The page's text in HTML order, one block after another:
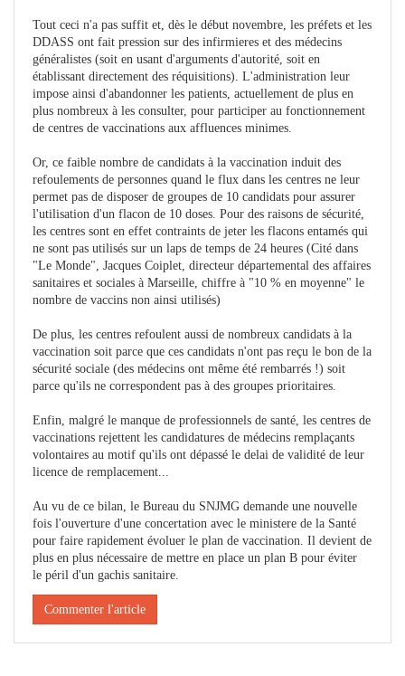
Tout ceci n'a pas suffit et, dès le début novembre, les préfets et les
DDASS ont fait pression sur des infirmieres et des médecins
généralistes (soit en usant d'arguments d'autorité, soit en
établissant directement des réquisitions). L'administration leur
impose ainsi d'abandonner les patients, actuellement de plus en
plus nombreux à les consulter, pour participer au fonctionnement
de centres de vaccinations aux affluences minimes.
Or, ce faible nombre de candidats à la vaccination induit des
refoulements de personnes quand le flux dans les centres ne leur
permet pas de disposer de groupes de 10 candidats pour assurer
l'utilisation d'un flacon de 10 doses. Pour des raisons de sécurité,
les centres sont en effet contraints de jeter les flacons entamés qui
ne sont pas utilisés sur un laps de temps de 24 heures (Cité dans
"Le Monde", Jacques Coiplet, directeur départemental des affaires
sanitaires et sociales à Marseille, chiffre à "10 % en moyenne" le
nombre de vaccins non ainsi utilisés)
De plus, les centres refoulent aussi de nombreux candidats à la
vaccination soit parce que ces candidats n'ont pas reçu le bon de la
sécurité sociale (des médecins ont même été rembarrés !) soit
parce qu'ils ne correspondent pas à des groupes prioritaires.
Enfin, malgré le manque de professionnels de santé, les centres de
vaccinations rejettent les candidatures de médecins remplaçants
volontaires au motif qu'ils ont dépassé le delai de validité de leur
licence de remplacement...
Au vu de ce bilan, le Bureau du SNJMG demande une nouvelle
fois l'ouverture d'une concertation avec le ministere de la Santé
pour faire rapidement évoluer le plan de vaccination. Il devient de
plus en plus nécessaire de mettre en place un plan B pour éviter
le péril d'un gachis sanitaire.
Commenter l'article